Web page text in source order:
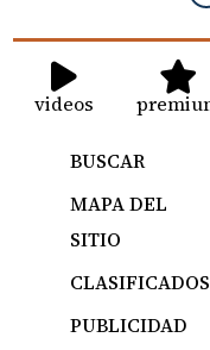
videos
BUSCAR
MAPA DEL
SITIO
CLASIFICADOS
PUBLICIDAD